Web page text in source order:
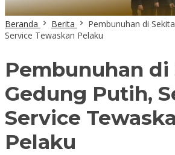
Beranda Berita
Pembunuhan di
Service Tewaskan Pelaku
Pembunuhan di
Gedung Putih,
Service
Pelaku